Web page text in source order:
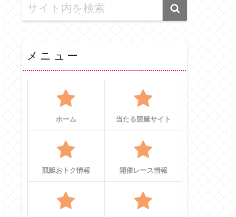
メニュー
ホーム 当たる競艇サイト
競艇おトク情報 開催レース情報